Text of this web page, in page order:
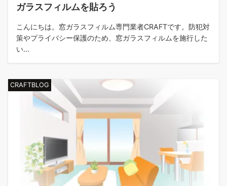
ガラスフィルムを貼ろう
こんにちは。窓ガラスフィルム専門業者CRAFTです。防犯対
策やプライバシー保護のため、窓ガラスフィルムを施行した
い...
CRAFTBLOG